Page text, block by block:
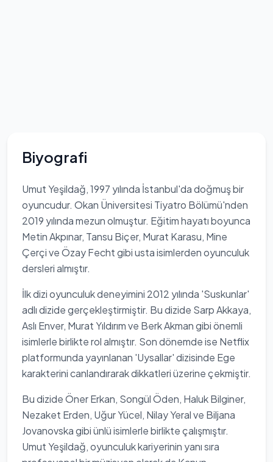
Biyografi
Umut Yeşildağ, 1997 yılında İstanbul'da doğmuş bir
oyuncudur. Okan Üniversitesi Tiyatro Bölümü'nden
2019 yılında mezun olmuştur. Eğitim hayatı boyunca
Metin Akpınar, Tansu Biçer, Murat Karasu, Mine
Çerçi ve Özay Fecht gibi usta isimlerden oyunculuk
dersleri almıştır.
İlk dizi oyunculuk deneyimini 2012 yılında 'Suskunlar'
adlı dizide gerçekleştirmiştir. Bu dizide Sarp Akkaya,
Aslı Enver, Murat Yıldırım ve Berk Akman gibi önemli
isimlerle birlikte rol almıştır. Son dönemde ise Netflix
platformunda yayınlanan 'Uysallar' dizisinde Ege
karakterini canlandırarak dikkatleri üzerine çekmiştir.
Bu dizide Öner Erkan, Songül Öden, Haluk Bilginer,
Nezaket Erden, Uğur Yücel, Nilay Yeral ve Biljana
Jovanovska gibi ünlü isimlerle birlikte çalışmıştır.
Umut Yeşildağ, oyunculuk kariyerinin yanı sıra